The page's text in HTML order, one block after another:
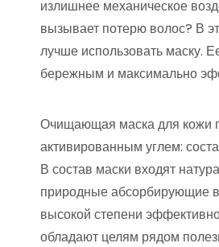
излишнее механическое
вызывает потерю волос? В
лучше использовать маску.
бережным и максимально
Очищающая маска для кожи
активированным углем:
В состав маски входят
природные абсорбирующие
высокой степени
обладают целям рядом